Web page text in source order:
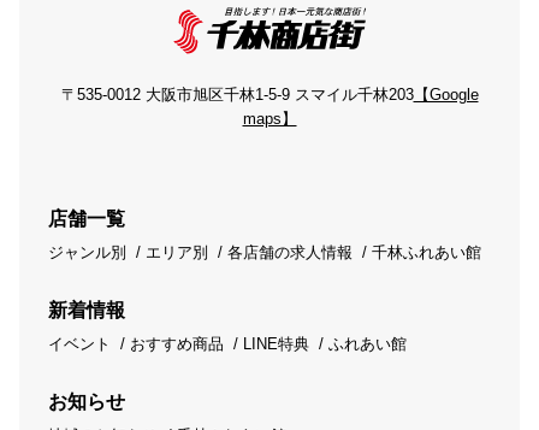
〒535-0012 大阪市旭区千林1-5-9 スマイル千林203【Google
maps】
店舗一覧
ジャンル別 エリア別 各店舗の求人情報 千林ふれあい館
新着情報
イベント おすすめ商品 LINE特典 ふれあい館
お知らせ